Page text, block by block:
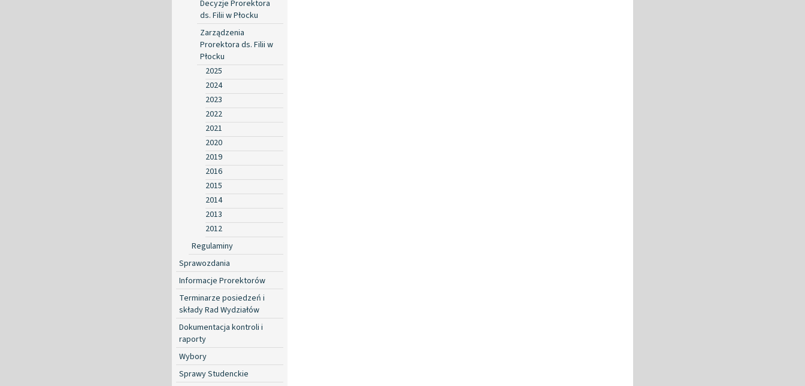
Decyzje Prorektora
ds. Filii w Płocku
Zarządzenia
Prorektora ds. Filii w
Płocku
2025
2024
2023
2022
2021
2020
2019
2016
2015
2014
2013
2012
Regulaminy
Sprawozdania
Informacje Prorektorów
Terminarze posiedzeń i
składy Rad Wydziałów
Dokumentacja kontroli i
raporty
Wybory
Sprawy Studenckie